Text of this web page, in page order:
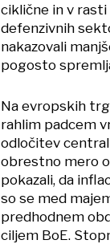
ciklične in v
defenzivnih
nakazovali
pogosto
Na evropskih
rahlim padcem
odločitev
obrestno mero
pokazali, da
so se med
predhodnem
ciljem BoE.